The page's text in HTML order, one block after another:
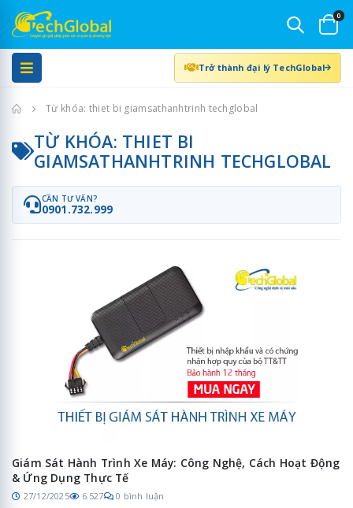
0
Trở thành đại lý TechGlobal
Trang chủTừ khóa: thiet bi giamsathanhtrinh techglobal
TỪ KHÓA: THIET BI
GIAMSATHANHTRINH TECHGLOBAL
CẦN TƯ VẤN?
0901.732.999
Giám Sát Hành Trình Xe Máy: Công Nghệ, Cách Hoạt Động
& Ứng Dụng Thực Tế
27/12/2025 6.527 0 bình luận